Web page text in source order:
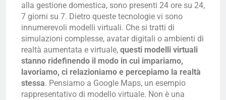
alla gestione domestica, sono presenti 24 ore su 24,
7 giorni su 7. Dietro queste tecnologie vi sono
innumerevoli modelli virtuali. Che si tratti di
simulazioni complesse, avatar digitali o ambienti di
realtà aumentata e virtuale, questi modelli virtuali
stanno ridefinendo il modo in cui impariamo,
lavoriamo, ci relazioniamo e percepiamo la realtà
stessa. Pensiamo a Google Maps, un esempio
rappresentativo di modello virtuale. Non è una